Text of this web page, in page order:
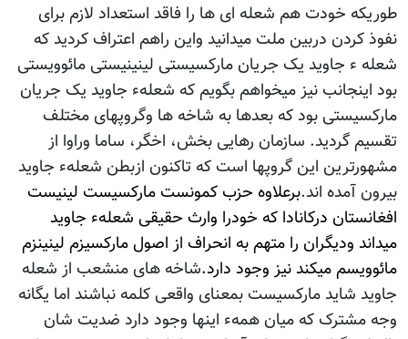
طوریکه خودت هم شعله ای ها را فاقد استعداد لازم برای
نفوذ کردن دربین ملت میدانید واین راهم اعتراف کردید که
شعله ء جاوید یک جریان مارکسیستی لینینیستی مائوویستی
بود اینجانب نیز میخواهم بگویم که شعلهء جاوید یک جریان
مارکسیستی بود که بعدها به شاخه ها وگروپهای مختلف
تقسیم گردید. سازمان رهایی بخش، اخگر، ساما وراوا از
مشهورترین این گروپها است که تاکنون ازبطن شعلهء جاوید
بیرون آمده اند.برعلاوه حزب کمونست مارکسیست لینیست
افغانستان درکانادا که خودرا وارث حقیقی شعلهء جاوید
میداند ودیگران را متهم به انحراف از اصول مارکسیزم لینینزم
مائوویسم میکند نیز وجود دارد.شاخه های منشعب از شعله
جاوید شاید مارکسیست بمعنای واقعی کلمه نباشند اما یگانه
وجه مشترک که میان همهء اینها وجود دارد ضدیت شان